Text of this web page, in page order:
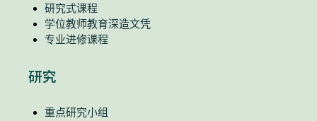
研究式课程
学位教师教育深造文凭
专业进修课程
研究
重点研究小组